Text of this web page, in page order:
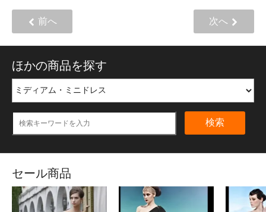
前へ 次へ
ほかの商品を探す
検索
セール商品